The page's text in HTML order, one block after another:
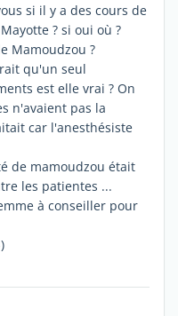
si il y a des cours de
? si oui où ?
Mamoudzou ?
qu'un seul
est elle vrai ? On
n'avaient pas la
car l'anesthésiste
de mamoudzou était
les patientes ...
à conseiller pour